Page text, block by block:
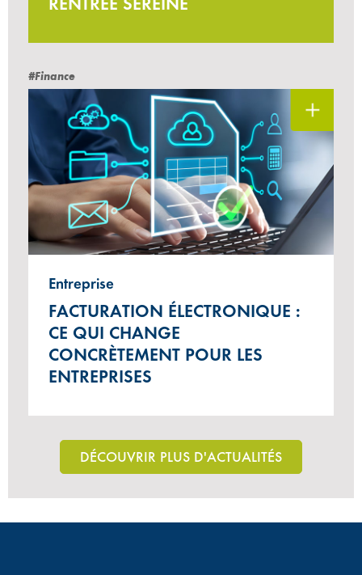
#Finance
Entreprise
FACTURATION ÉLECTRONIQUE :
CE QUI CHANGE
CONCRÈTEMENT POUR LES
ENTREPRISES
DÉCOUVRIR PLUS D'ACTUALITÉS